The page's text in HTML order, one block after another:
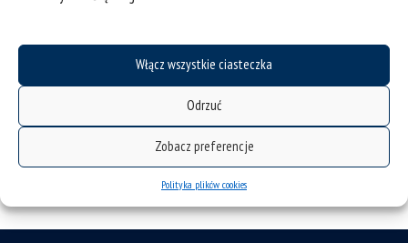
Włącz wszystkie ciasteczka
Odrzuć
Zobacz preferencje
Polityka plików cookies